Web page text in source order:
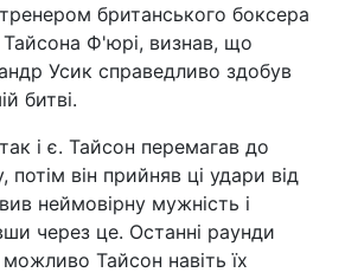
британського боксера
Тайсона Ф'юрі, визнав, що
Усик справедливо здобув
битві.
і є. Тайсон перемагав до
потім він прийняв ці удари від
неймовірну мужність і
через це. Останні раунди
Тайсон навіть їх